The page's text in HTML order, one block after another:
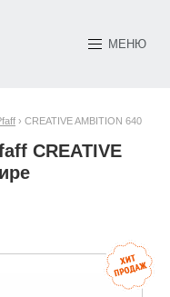
МЕНЮ
› CREATIVE AMBITION 640
CREATIVE